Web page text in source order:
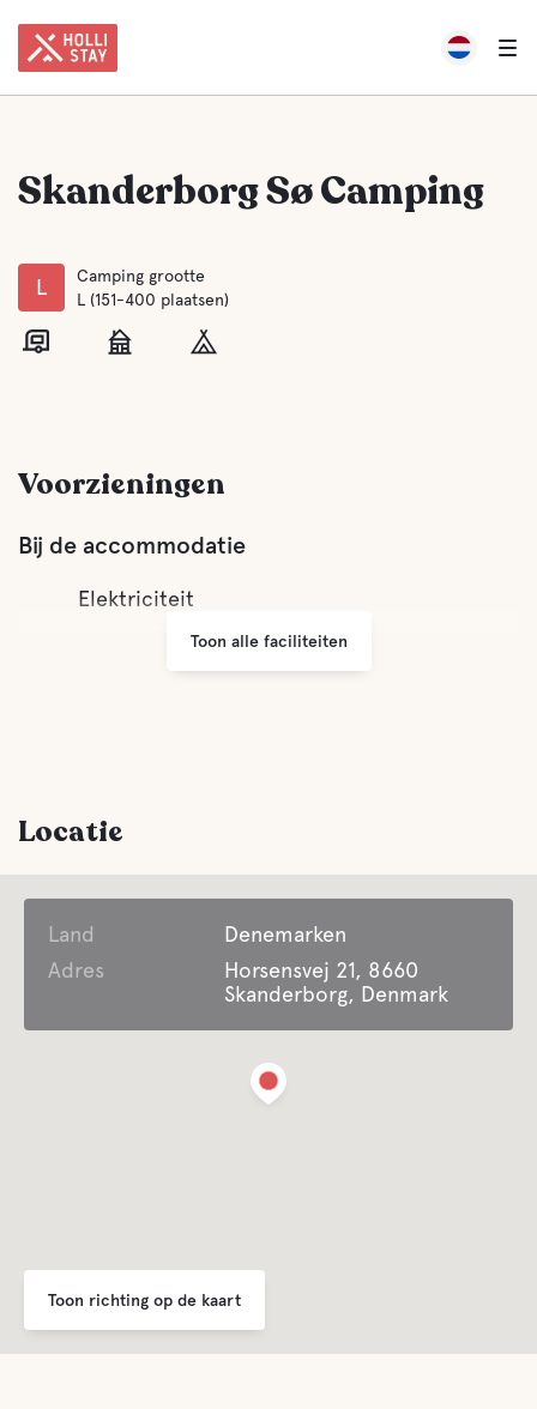
Skanderborg Sø Camping
L
Camping grootte
L (151-400 plaatsen)
Voorzieningen
Bij de accommodatie
Elektriciteit
Toon alle faciliteiten
Locatie
Land
Denemarken
Adres
Horsensvej 21, 8660
Skanderborg, Denmark
Toon richting op de kaart